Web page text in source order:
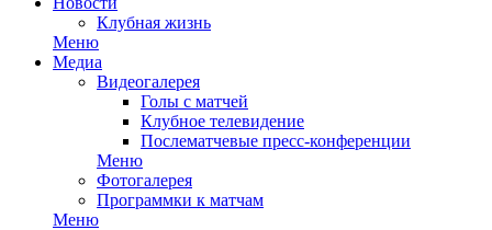
Клубная жизнь
Меню
Медиа
Видеогалерея
Голы с матчей
Клубное телевидение
Послематчевые пресс-конференции
Меню
Фотогалерея
Программки к матчам
Меню